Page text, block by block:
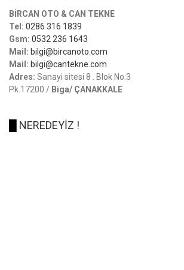
BİRCAN OTO & CAN TEKNE
Tel: 0286 316 1839
Gsm: 0532 236 1643
Mail: bilgi@bircanoto.com
Mail: bilgi@cantekne.com
Adres: Sanayi sitesi 8 . Blok No:3
Pk.17200 / Biga/ ÇANAKKALE
NEREDEYİZ !